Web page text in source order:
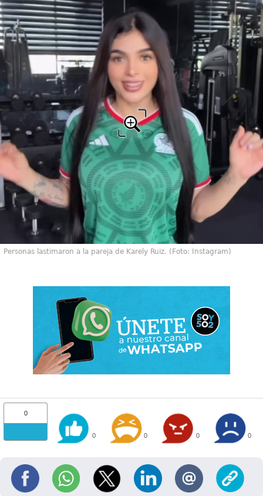
Personas lastimaron a la pareja de Karely Ruiz. (Foto: Instagram)
0
0 0 0 0